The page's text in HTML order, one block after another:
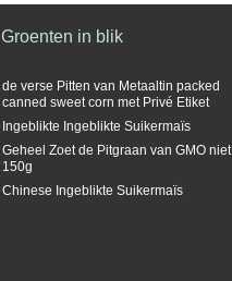
Groenten in blik
de verse Pitten van Metaaltin packed
canned sweet corn met Privé Etiket
Ingeblikte Ingeblikte Suikermaïs
Geheel Zoet de Pitgraan van GMO niet
150g
Chinese Ingeblikte Suikermaïs